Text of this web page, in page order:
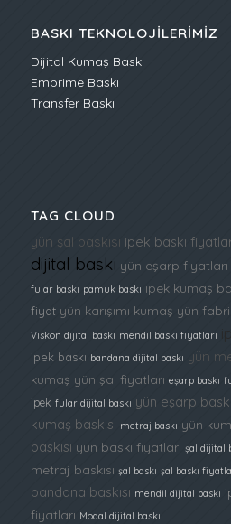
BASKI TEKNOLOJILERIMIZ
Dijital Kumaş Baskı
Emprime Baskı
Transfer Baskı
TAG CLOUD
yün şal baskısı ipek baskı
dijital baskı yün eşarp fiyatları
fular baskı pamuk baskı ipek kumaş
fiyat yün karışımı kumaş yün
Viskon dijital baskı mendil baskı fiyatları
ipek baskı bandana dijital baskı yün
kumaş yün şal fiyatları eşarp baskı
ipek fular dijital baskı yün eşarp
kumaş baskısı metraj baskı yün
baskısı yün baskı fiyatları şal dijital
metraj baskısı şal baskı şal baskı
bandana baskısı mendil dijital baskı
fiyatları Modal dijital baskı